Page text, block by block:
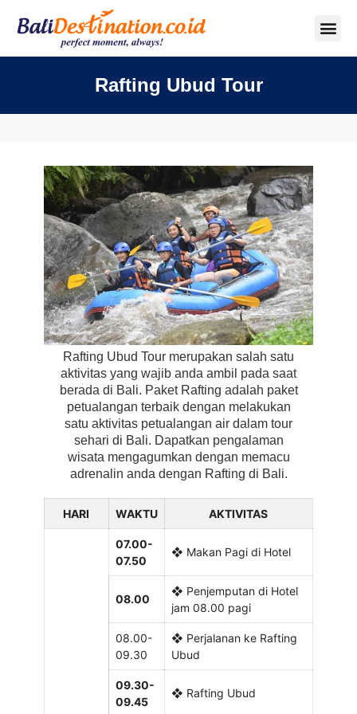
Rafting Ubud Tour
Rafting Ubud Tour merupakan salah satu
aktivitas yang wajib anda ambil pada saat
berada di Bali. Paket Rafting adalah paket
petualangan terbaik dengan melakukan
satu aktivitas petualangan air dalam tour
sehari di Bali. Dapatkan pengalaman
wisata mengagumkan dengan memacu
adrenalin anda dengan Rafting di Bali.
HARI WAKTU AKTIVITAS
07.00-
07.50
❖ Makan Pagi di Hotel
08.00
❖ Penjemputan di Hotel
jam 08.00 pagi
08.00-
09.30
❖ Perjalanan ke Rafting
Ubud
09.30-
09.45
❖ Rafting Ubud